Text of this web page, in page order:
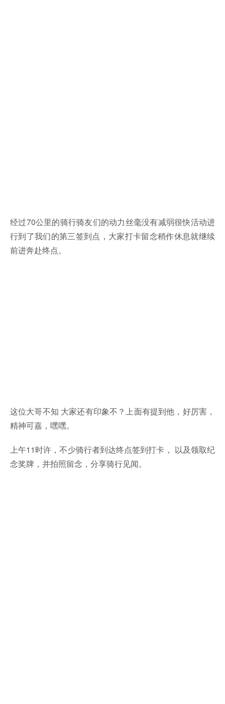
经过70公里的骑行骑友们的动力丝毫没有减弱很快活动进
行到了我们的第三签到点，大家打卡留念稍作休息就继续
前进奔赴终点。
这位大哥不知 大家还有印象不？上面有提到他，好厉害，
精神可嘉，嘿嘿。
上午11时许，不少骑行者到达终点签到打卡， 以及领取纪
念奖牌，并拍照留念，分享骑行见闻。